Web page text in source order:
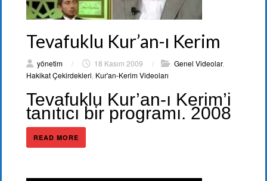
Tevafuklu Kur’an-ı Kerim
yönetim / 18 Kasım 2009 / Genel Videolar,
Hakikat Çekirdekleri Kur'an-Kerim Videoları
Tevafuklu Kur’an-ı Kerim’i
tanıtıcı bir programı. 2008
READ MORE